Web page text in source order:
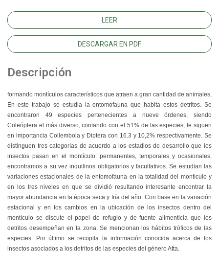
LEER
DESCARGAR EN PDF
Descripción
formando montículos característicos que atraen a gran cantidad de animales,
En este trabajo se estudia la entomofauna que habita estos detritos. Se
encontraron 49 especies pertenecientes a nueve órdenes, siendo
Coleóptera el más diverso, contando con el 51% de las especies; le siguen
en importancia Collembola y Diptera con 16.3 y 10,2% respectivamente. Se
distinguen tres categorías de acuerdo a los estadios de desarrollo que los
insectos pasan en el montículo: permanentes, temporales y ocasionales;
encontramos a su vez inquilinos obligatorios y facultativos. Se estudian las
variaciones estacionales de la entomofauna en la totalidad del montículo y
en los tres niveles en que se dividió resultando interesante encontrar la
mayor abundancia en la época seca y fría del año. Con base en la variación
estacional y en los cambios en la ubicación de los insectos dentro del
montículo se discute el papel de refugio y de fuente alimenticia que los
detritos desempeñan en la zona. Se mencionan los hábitos tróficos de las
especies. Por último se recopila la información conocida acerca de los
insectos asociados a los detritos de las especies del género Atta.